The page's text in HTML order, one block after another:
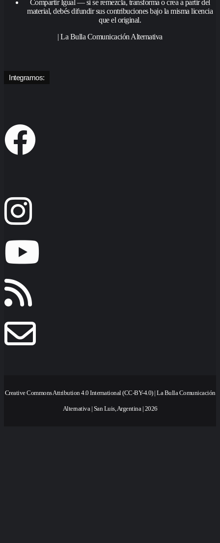
Compartir Igual — si se remezcla, transforma o crea a partir del
material, debés difundir sus contribuciones bajo la misma licencia
que el original.
| La Bulla Comunicación Alternativa
Integramos:
Creative Commons Attribution 4.0 International (CC-BY-4.0) | La Bulla Comunicación
Alternativa | San Luis, Argentina | 2026